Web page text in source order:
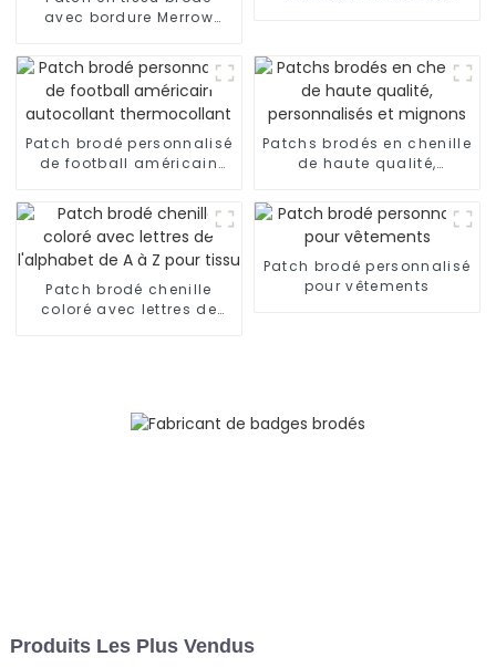
avec bordure Merrow
Patch brodé personnalisé
de football américain
thermocollant
Patchs brodés en chenille
de haute qualité,
mignons
Patch brodé chenille
coloré avec lettres de
Patch brodé personnalisé
pour vêtements
Produits Les Plus Vendus